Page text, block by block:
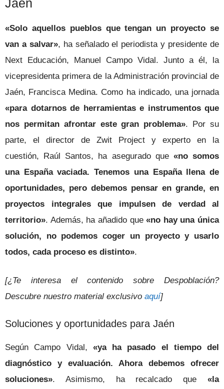
Jaén
«Solo aquellos pueblos que tengan un proyecto se
van a salvar», ha señalado el periodista y presidente de
Next Educación, Manuel Campo Vidal. Junto a él, la
vicepresidenta primera de la Administración provincial de
Jaén, Francisca Medina. Como ha indicado, una jornada
«para dotarnos de herramientas e instrumentos que
nos permitan afrontar este gran problema». Por su
parte, el director de Zwit Project y experto en la
cuestión, Raúl Santos, ha asegurado que «no somos
una España vaciada. Tenemos una España llena de
oportunidades, pero debemos pensar en grande, en
proyectos integrales que impulsen de verdad al
territorio». Además, ha añadido que«no hay una única
solución, no podemos coger un proyecto y usarlo
todos, cada proceso es distinto».
[¿Te interesa el contenido sobre Despoblación?
Descubre nuestro material exclusivo aquí]
Soluciones y oportunidades para Jaén
Según Campo Vidal, «ya ha pasado el tiempo del
diagnóstico y evaluación. Ahora debemos ofrecer
soluciones». Asimismo, ha recalcado que «la